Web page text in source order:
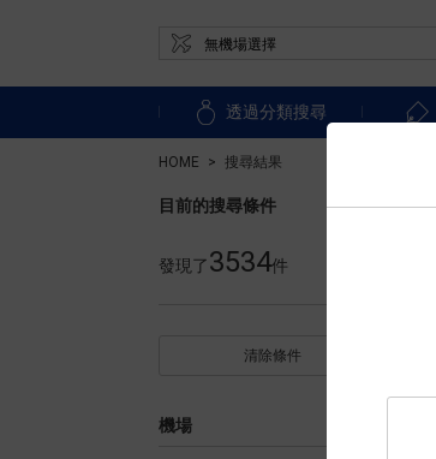
透過分類搜尋
HOME 搜尋結果
目前的搜尋條件
發現了3534件
清除條件
機場